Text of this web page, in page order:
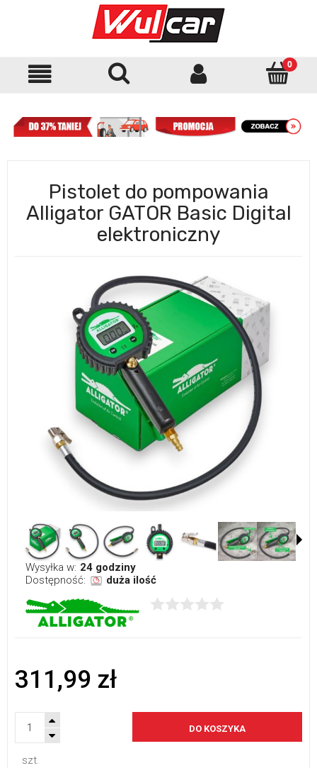
Pistolet do pompowania
Alligator GATOR Basic Digital
elektroniczny
Wysyłka w: 24 godziny
Dostępność:
duża ilość
311,99 zł
szt.
DO KOSZYKA